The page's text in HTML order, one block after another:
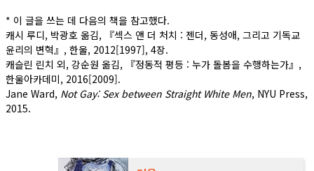
* 이 글을 쓰는 데 다음의 책을 참고했다.
캐시 루디, 박광호 옮김, 『섹스 앤 더 처치 : 젠더, 동성애, 그리고 기독교
윤리의 변혁』, 한울, 2012[1997], 4장.
캐슬린 린치 외, 강순원 옮김, 『정동적 평등 : 누가 돌봄을 수행하는가』,
한울아카데미, 2016[2009].
Jane Ward, Not Gay: Sex between Straight White Men, NYU Press,
2015.